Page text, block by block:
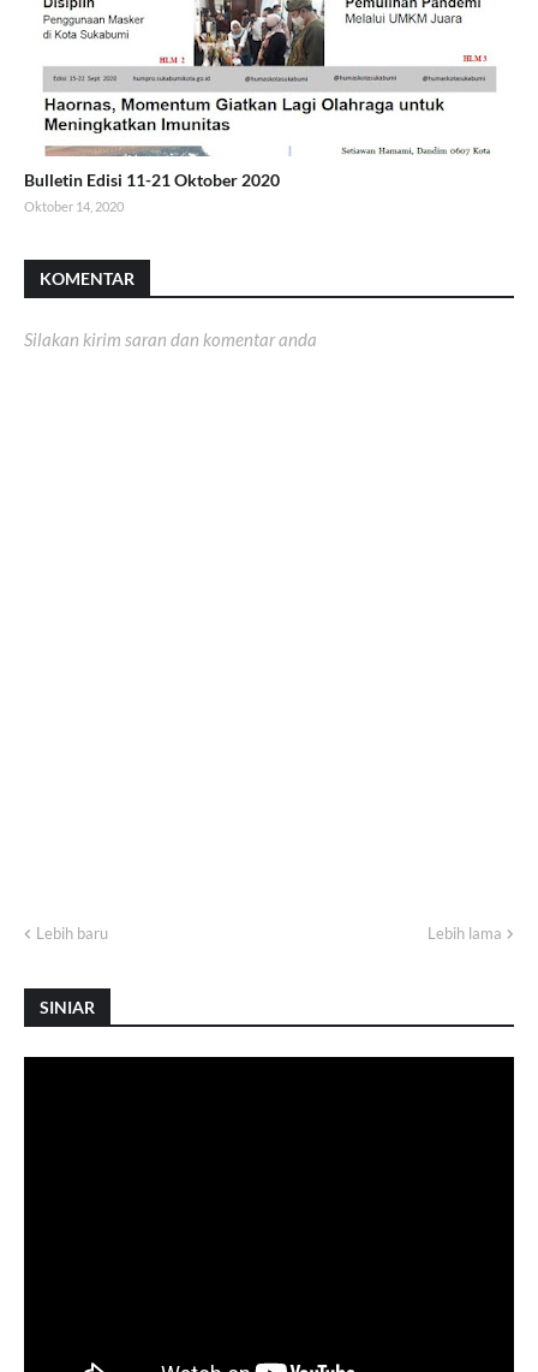
Bulletin Edisi 11-21 Oktober 2020
Oktober 14, 2020
KOMENTAR
Silakan kirim saran dan komentar anda
Lebih baru Lebih lama
SINIAR